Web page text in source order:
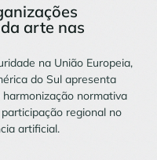
arte nas
na União Europeia,
do Sul apresenta
normativa
regional no
artificial.